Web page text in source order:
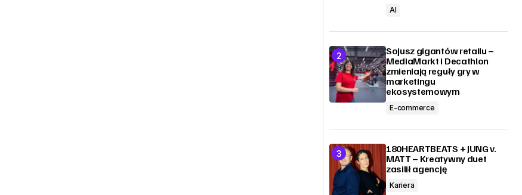
AI
Sojusz gigantów retailu –
MediaMarkt i Decathlon
zmieniają reguły gry w
marketingu
ekosystemowym
E-commerce
180HEARTBEATS + JUNG v.
MATT – Kreatywny duet
zasilił agencję
Kariera